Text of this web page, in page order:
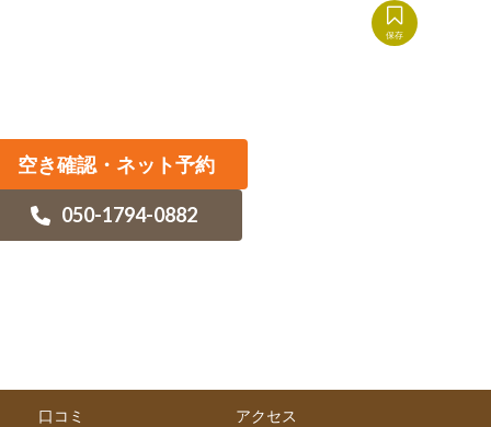
保存
空き確認・ネット予約
050-1794-0882
口コミ アクセス